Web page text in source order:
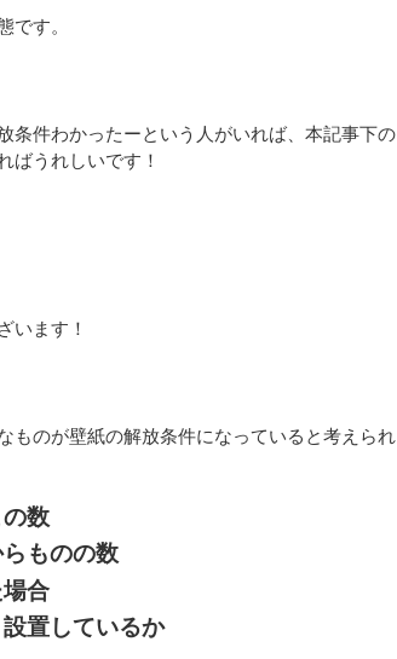
です。
条件わかったーという人がいれば、本記事下の
ばうれしいです！
います！
ものが壁紙の解放条件になっていると考えられ
数
ものの数
合
置しているか